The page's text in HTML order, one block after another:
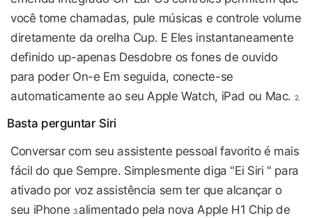
você tome chamadas, pule músicas e controle volume
diretamente da orelha Cup. E Eles instantaneamente
definido up-apenas Desdobre os fones de ouvido
para poder On-e Em seguida, conecte-se
automaticamente ao seu Apple Watch, iPad ou Mac. 2.
Basta perguntar Siri
Conversar com seu assistente pessoal favorito é mais
fácil do que Sempre. Simplesmente diga "Ei Siri " para
ativado por voz assistência sem ter que alcançar o
seu iPhone 3.alimentado pela nova Apple H1 Chip de